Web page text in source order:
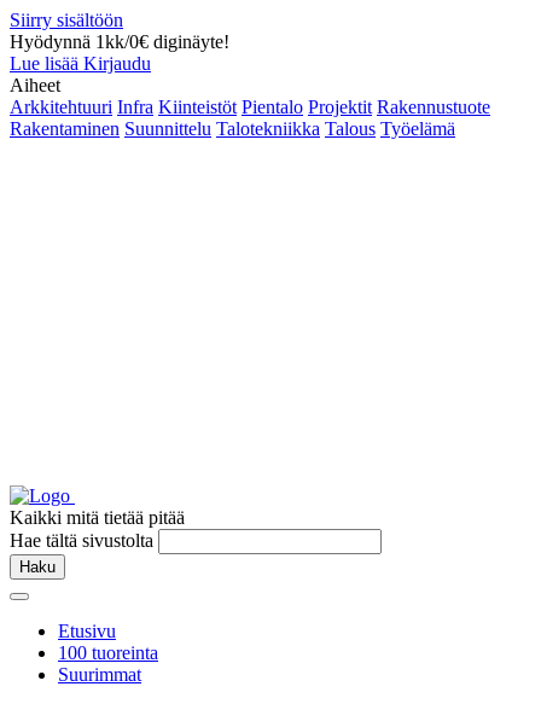
Siirry sisältöön
Hyödynnä 1kk/0€ diginäyte!
Lue lisää Kirjaudu
Aiheet
Arkkitehtuuri Infra Kiinteistöt Pientalo Projektit Rakennustuote
Rakentaminen Suunnittelu Talotekniikka Talous Työelämä
Kaikki mitä tietää pitää
Hae tältä sivustolta
Haku
Etusivu
100 tuoreinta
Suurimmat